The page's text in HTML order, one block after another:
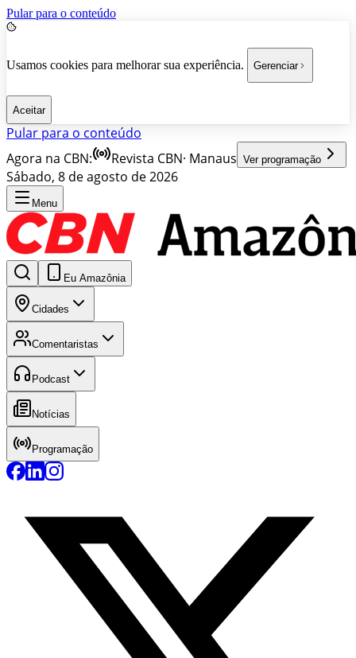
Pular para o conteúdo
Usamos cookies para melhorar sua experiência. Gerenciar
Aceitar
Pular para o conteúdo
Agora na CBN:
Revista CBN· Manaus Ver programação
Sábado, 8 de agosto de 2026
Menu
Eu Amazônia
Cidades
Comentaristas
Podcast
Notícias
Programação